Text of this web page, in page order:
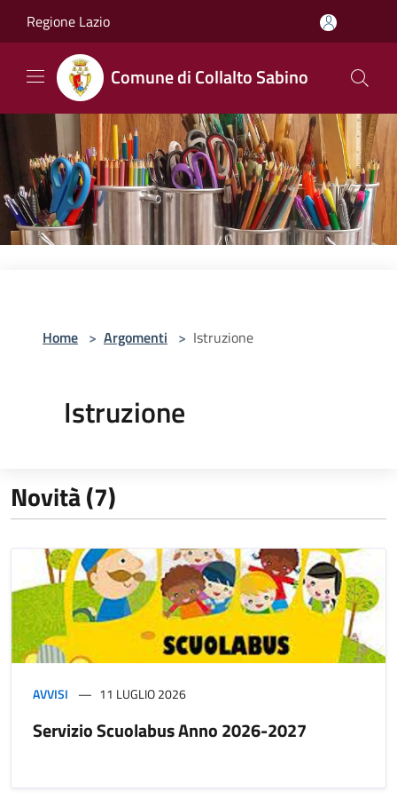
Regione Lazio
Comune di Collalto Sabino
Home > Argomenti > Istruzione
Istruzione
Novità (7)
AVVISI 11 LUGLIO 2026
Servizio Scuolabus Anno 2026-2027